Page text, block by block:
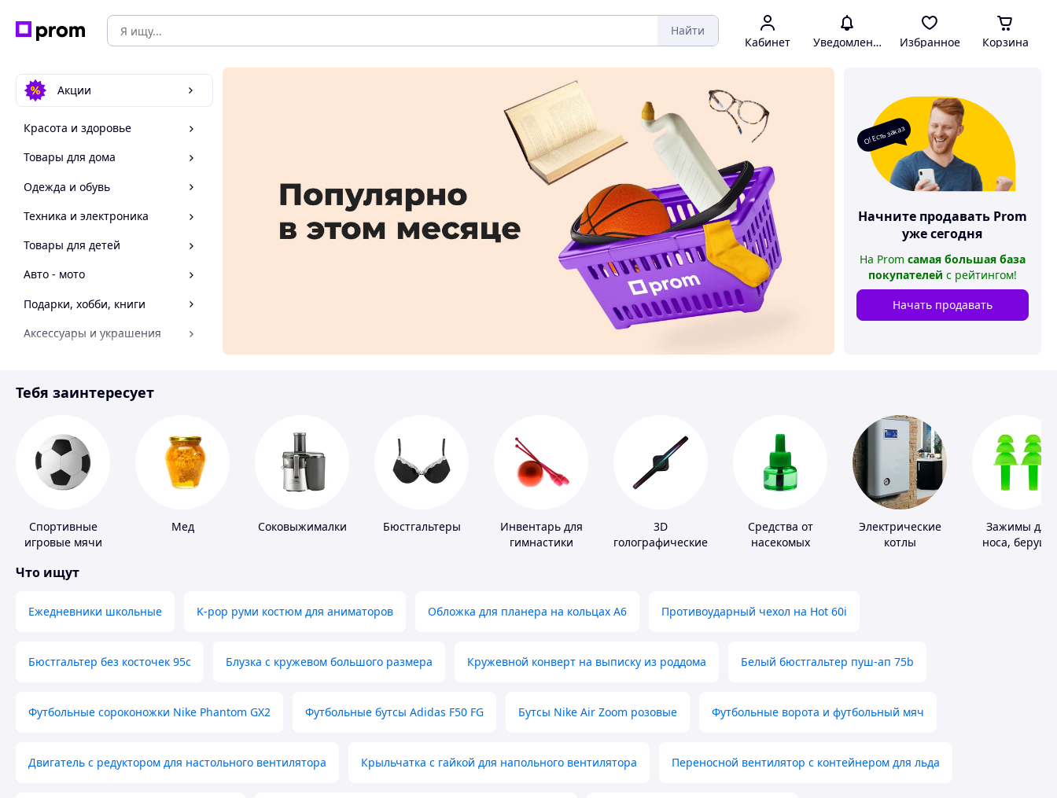
Найти
Кабинет Уведомления Избранное Корзина
Акции
Красота и здоровье
Товары для дома
Одежда и обувь
Техника и электроника
Товары для детей
Авто - мото
Подарки, хобби, книги
Аксессуары и украшения
Спорт и отдых
О! Есть заказ
Начните продавать Prom
уже сегодня
На Prom самая большая база
покупателей с рейтингом!
Начать продавать
Тебя заинтересует
Спортивные
игровые мячи
Мед Соковыжималки Бюстгальтеры
Инвентарь для
гимнастики
3D
голографические
Средства от
насекомых
Электрические
котлы
Зажимы для
носа, беруши
Что ищут
Ежедневники школьные K-pop руми костюм для аниматоров Обложка для планера на кольцах А6 Противоударный чехол на Hot 60i
Бюстгальтер без косточек 95с Блузка с кружевом большого размера Кружевной конверт на выписку из роддома Белый бюстгальтер пуш-ап 75b
Футбольные сороконожки Nike Phantom GX2 Футбольные бутсы Adidas F50 FG Бутсы Nike Air Zoom розовые Футбольные ворота и футбольный мяч
Двигатель с редуктором для настольного вентилятора Крыльчатка с гайкой для напольного вентилятора Переносной вентилятор с контейнером для льда